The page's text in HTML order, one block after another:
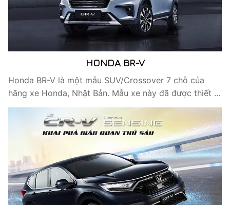
HONDA BR-V
Honda BR-V là một mẫu SUV/Crossover 7 chỗ của
hãng xe Honda, Nhật Bản. Mẫu xe này đã được thiết …